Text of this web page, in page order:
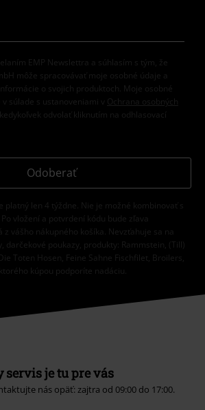
EMP Newslettra a súhlasím s tým, že
môže spracovávať moje osobné údaje a
o svojich produktoch. Moje osobné
súlade s ustanoveniami v
Ochrana osobných
kedykoľvek odvolať kliknutím na odhlasovací
Odoberať
platný len 4 týždne. Nie je možné kombinovať s
vložení a potvrdení kódu bude zľava
z vášho nákupného košíka. Nevzťahuje sa na
darčekové poukazy, produkty: Rammstein, (Till)
Toten Hosen, Feine Sahne Fischfilet, Broilers,
kúpou podporíte nadáciu.
servis je tu pre vás
nás opäť: zajtra od 09:00 do 17:00.